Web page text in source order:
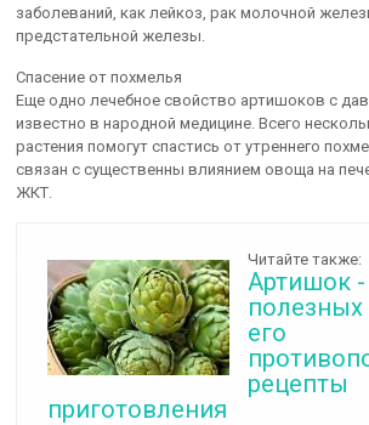
заболеваний, как лейкоз, рак молочной
предстательной железы.
Спасение от похмелья
Еще одно лечебное свойство артишоков с
известно в народной медицине. Всего
растения помогут спастись от утреннего
связан с существенны влиянием овоща на
ЖКТ.
Читайте также:
Артишок -
полезных
его
рецепты
приготовления